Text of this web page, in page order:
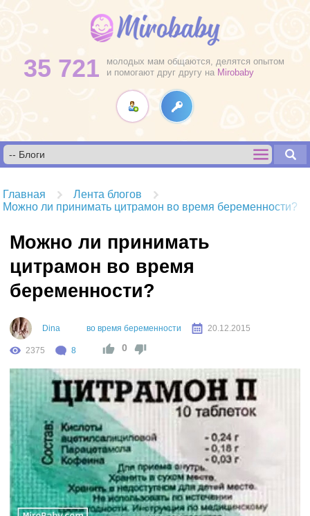
35 721
молодых мам общаются, делятся опытом
и помогают друг другу на Mirobaby
Главная
Лента блогов
Можно ли принимать цитрамон во время беременности?
Можно ли принимать
цитрамон во время
беременности?
Dina во время беременности 20.12.2015
2375 8 0